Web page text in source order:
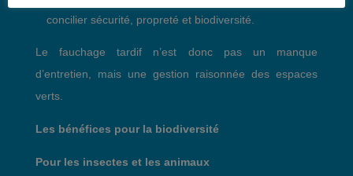
concilier sécurité, propreté et biodiversité.
Le fauchage tardif n’est donc pas un manque
d’entretien, mais une gestion raisonnée des espaces
verts.
Les bénéfices pour la biodiversité
Pour les insectes et les animaux